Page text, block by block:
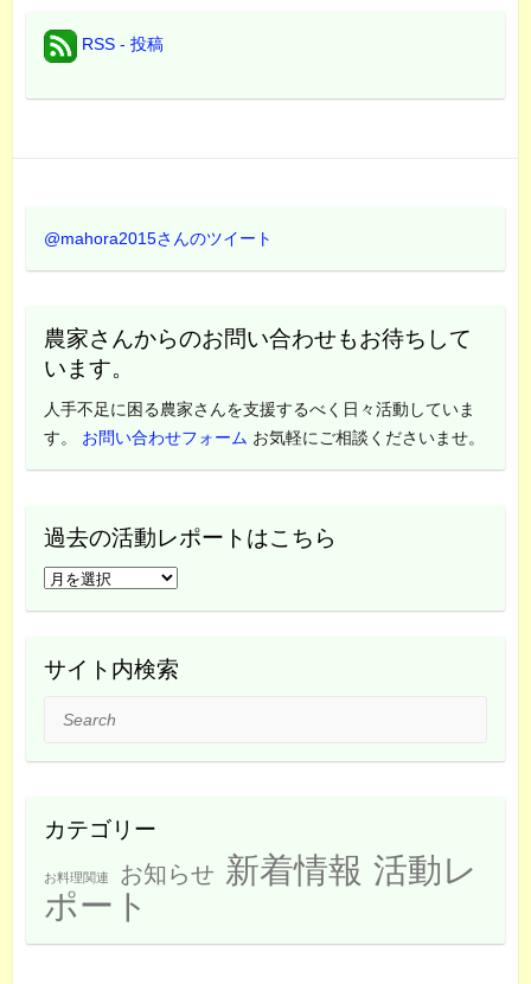
RSS - 投稿
@mahora2015さんのツイート
農家さんからのお問い合わせもお待ちして
います。
人手不足に困る農家さんを支援するべく日々活動していま
す。 お問い合わせフォーム お気軽にご相談くださいませ。
過去の活動レポートはこちら
過
去
活
は
ち
ら
サイト内検索
Search
カテゴリー
お料理関連 お知らせ 新着情報 活動レ
ポート